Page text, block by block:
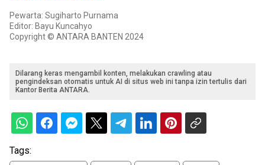
Pewarta: Sugiharto Purnama
Editor: Bayu Kuncahyo
Copyright © ANTARA BANTEN 2024
Dilarang keras mengambil konten, melakukan crawling atau
pengindeksan otomatis untuk AI di situs web ini tanpa izin tertulis dari
Kantor Berita ANTARA.
Tags: